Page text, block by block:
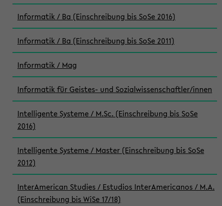
Informatik / Ba (Einschreibung bis SoSe 2016)
Informatik / Ba (Einschreibung bis SoSe 2011)
Informatik / Mag
Informatik für Geistes- und Sozialwissenschaftler/innen
Intelligente Systeme / M.Sc. (Einschreibung bis SoSe
2016)
Intelligente Systeme / Master (Einschreibung bis SoSe
2012)
InterAmerican Studies / Estudios InterAmericanos / M.A.
(Einschreibung bis WiSe 17/18)